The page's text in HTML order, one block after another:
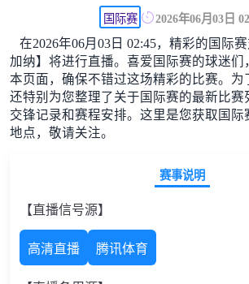
足球视频
国际赛 2026年06月03日
在2026年06月03日 02:45，精彩的国际
加纳】将进行直播。喜爱国际赛的球迷们
本页面，确保不错过这场精彩的比赛。为
还特别为您整理了关于国际赛的最新比赛
交锋记录和赛程安排。这里是您获取国际
地点，敬请关注。
赛事说明
【直播信号源】
高清直播 腾讯体育